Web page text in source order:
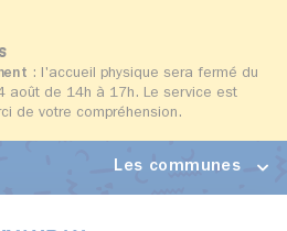
: l'accueil physique sera fermé du
août de 14h à 17h. Le service est
de votre compréhension.
Les communes